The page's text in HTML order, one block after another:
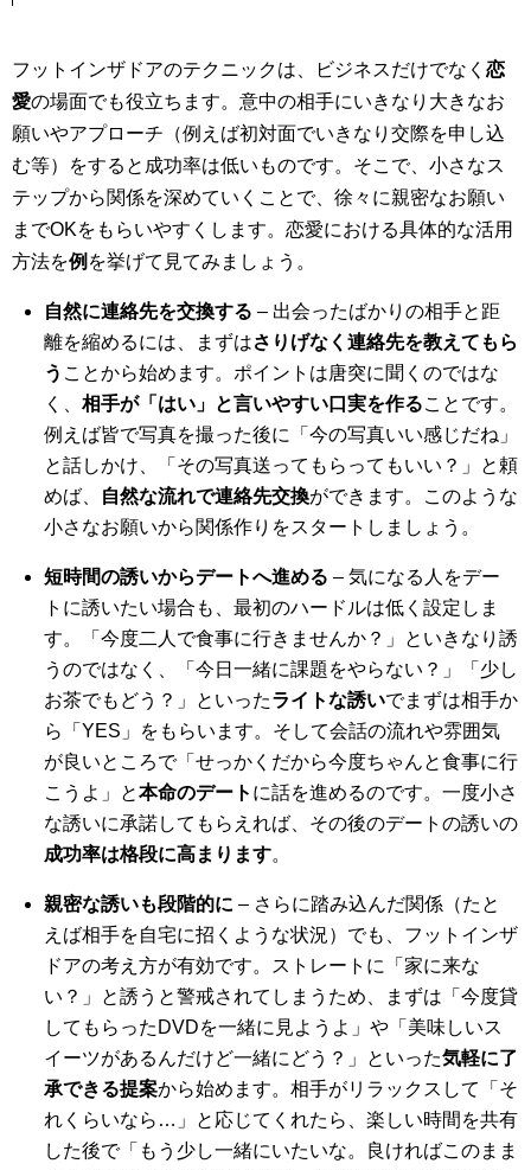
フットインザドアのテクニックは、ビジネスだけでなく 恋
愛の場面でも役立ちます。意中の相手にいきなり大きなお
願いやアプローチ（例えば初対面でいきなり交際を申し込
む等）をすると成功率は低いものです。そこで、小さなス
テップから関係を深めていくことで、徐々に親密なお願い
までOKをもらいやすくします。恋愛における具体的な活用
方法を例 を挙げて見てみましょう。
自然に連絡先を交換する – 出会ったばかりの相手と距
離を縮めるには、まずはさりげなく連絡先を教えてもら
う ことから始めます。ポイントは唐突に聞くのではな
く、相手が「はい」と言いやすい口実を作ることです。
例えば皆で写真を撮った後に「今の写真いい感じだね」
と話しかけ、「その写真送ってもらってもいい？」と頼
めば、
自然な流れで連絡先交換ができます。このような
小さなお願いから関係作りをスタートしましょう。
短時間の誘いからデートへ進める – 気になる人をデー
トに誘いたい場合も、最初のハードルは低く設定しま
す。「今度二人で食事に行きませんか？」といきなり誘
うのではなく、「今日一緒に課題をやらない？」「少し
お茶でもどう？」といったライトな誘いでまずは相手か
ら「YES」をもらいます。そして会話の流れや雰囲気
が良いところで「せっかくだから今度ちゃんと食事に行
こうよ」と本命のデート に話を進めるのです。一度小さ
な誘いに承諾してもらえれば、その後のデートの誘いの
成功率は格段に高まります。
親密な誘いも段階的に – さらに踏み込んだ関係（たと
えば相手を自宅に招くような状況）でも、フットインザ
ドアの考え方が有効です。ストレートに「家に来な
い？」と誘うと警戒されてしまうため、まずは「今度貸
してもらったDVDを一緒に見ようよ」や「美味しいス
イーツがあるんだけど一緒にどう？」といった気軽に了
承できる提案から始めます。相手がリラックスして「そ
れくらいなら…」と応じてくれたら、楽しい時間を共有
した後で「もう少し一緒にいたいな。良ければこのまま